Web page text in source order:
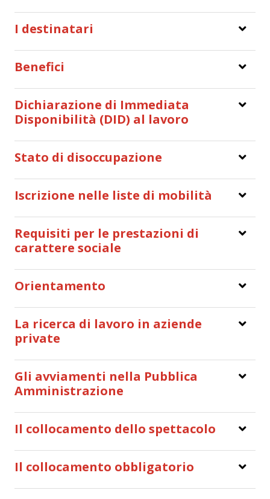
I destinatari
Benefici
Dichiarazione di Immediata
Disponibilità (DID) al lavoro
Stato di disoccupazione
Iscrizione nelle liste di mobilità
Requisiti per le prestazioni di
carattere sociale
Orientamento
La ricerca di lavoro in aziende
private
Gli avviamenti nella Pubblica
Amministrazione
Il collocamento dello spettacolo
Il collocamento obbligatorio